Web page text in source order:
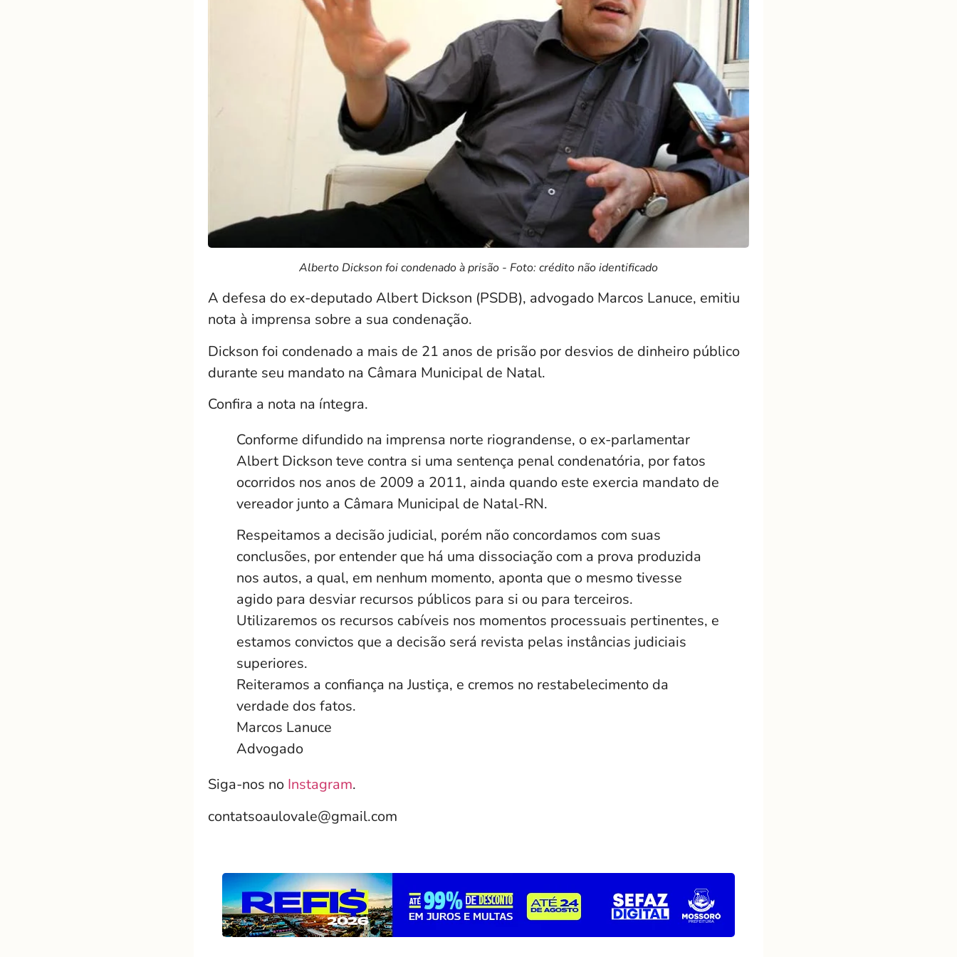
Alberto Dickson foi condenado à prisão - Foto: crédito não identificado
A defesa do ex-deputado Albert Dickson (PSDB), advogado Marcos Lanuce, emitiu
nota à imprensa sobre a sua condenação.
Dickson foi condenado a mais de 21 anos de prisão por desvios de dinheiro público
durante seu mandato na Câmara Municipal de Natal.
Confira a nota na íntegra.
Conforme difundido na imprensa norte riograndense, o ex-parlamentar
Albert Dickson teve contra si uma sentença penal condenatória, por fatos
ocorridos nos anos de 2009 a 2011, ainda quando este exercia mandato de
vereador junto a Câmara Municipal de Natal-RN.
Respeitamos a decisão judicial, porém não concordamos com suas
conclusões, por entender que há uma dissociação com a prova produzida
nos autos, a qual, em nenhum momento, aponta que o mesmo tivesse
agido para desviar recursos públicos para si ou para terceiros.
Utilizaremos os recursos cabíveis nos momentos processuais pertinentes, e
estamos convictos que a decisão será revista pelas instâncias judiciais
superiores.
Reiteramos a confiança na Justiça, e cremos no restabelecimento da
verdade dos fatos.
Marcos Lanuce
Advogado
Siga-nos no Instagram.
contatsoaulovale@gmail.com